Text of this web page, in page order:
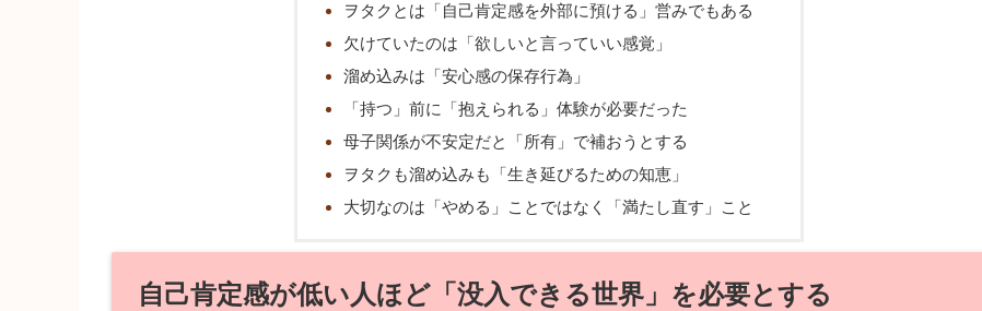
ヲタクとは「自己肯定感を外部に預ける」営みでもある
欠けていたのは「欲しいと言っていい感覚」
溜め込みは「安心感の保存行為」
「持つ」前に「抱えられる」体験が必要だった
母子関係が不安定だと「所有」で補おうとする
ヲタクも溜め込みも「生き延びるための知恵」
大切なのは「やめる」ことではなく「満たし直す」こと
自己肯定感が低い人ほど「没入できる世界」を必要とする